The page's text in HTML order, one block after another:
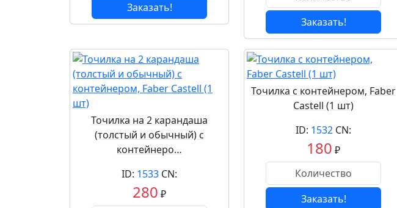
Заказать!
Заказать!
Точилка на 2 карандаша
(толстый и обычный) с
контейнеро…
ID: 1533 CN:
280 ₽
Точилка с контейнером, Faber
Castell (1 шт)
ID: 1532 CN:
180 ₽
Заказать!